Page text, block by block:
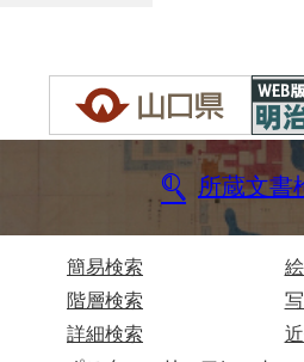
所蔵文書
簡易検索
階層検索
詳細検索